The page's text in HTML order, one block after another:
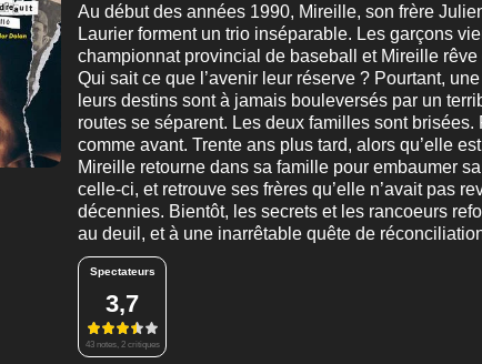
Au début des années 1990, Mireille, son frère
Laurier forment un trio inséparable. Les garçons
championnat provincial de baseball et Mireille
Qui sait ce que l’avenir leur réserve ? Pourtant,
leurs destins sont à jamais bouleversés par un
routes se séparent. Les deux familles sont
comme avant. Trente ans plus tard, alors qu’elle
Mireille retourne dans sa famille pour embaumer
celle-ci, et retrouve ses frères qu’elle n’avait pas
décennies. Bientôt, les secrets et les rancoeurs
au deuil, et à une inarrêtable quête de
Spectateurs
3,7
43 notes, 2 critiques